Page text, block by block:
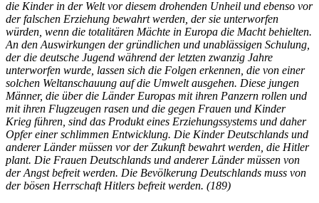
die Kinder in der Welt vor diesem drohenden Unheil und ebenso vor
der falschen Erziehung bewahrt werden, der sie unterworfen
würden, wenn die totalitären Mächte in Europa die Macht behielten.
An den Auswirkungen der gründlichen und unablässigen Schulung,
der die deutsche Jugend während der letzten zwanzig Jahre
unterworfen wurde, lassen sich die Folgen erkennen, die von einer
solchen Weltanschauung auf die Umwelt ausgehen. Diese jungen
Männer, die über die Länder Europas mit ihren Panzern rollen und
mit ihren Flugzeugen rasen und die gegen Frauen und Kinder
Krieg führen, sind das Produkt eines Erziehungssystems und daher
Opfer einer schlimmen Entwicklung. Die Kinder Deutschlands und
anderer Länder müssen vor der Zukunft bewahrt werden, die Hitler
plant. Die Frauen Deutschlands und anderer Länder müssen von
der Angst befreit werden. Die Bevölkerung Deutschlands muss von
der bösen Herrschaft Hitlers befreit werden. (189)